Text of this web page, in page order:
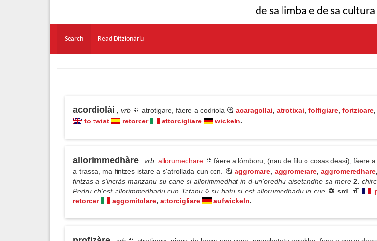
de sa limba e de sa cultura
Search Read Ditzionàriu
acordiolài , vrb atrotigare, fàere a codriola acaragollai,atrotixai, folfigiare,fortzicare,
to twist
retorcer attorcigliare wickeln.
allorimmedhàre , vrb: allorumedhare
fàere a lómboru, (nau de filu o cosas deasi), fàere
a trassa, ma fintzes istare a s'atrollada cun ccn.
aggromare, aggromerare,aggromeredhare,
fintzas a s'incràs manzanu su cane si allorimmedhat in d-un'oredhu aisetandhe sa mere 2.
Pedru ch'est allorimmedhadu cun Tatanu ◊ su batu si est allorumedhadu in cue
srd.
retorcer
aggomitolare, attorcigliare aufwickeln.